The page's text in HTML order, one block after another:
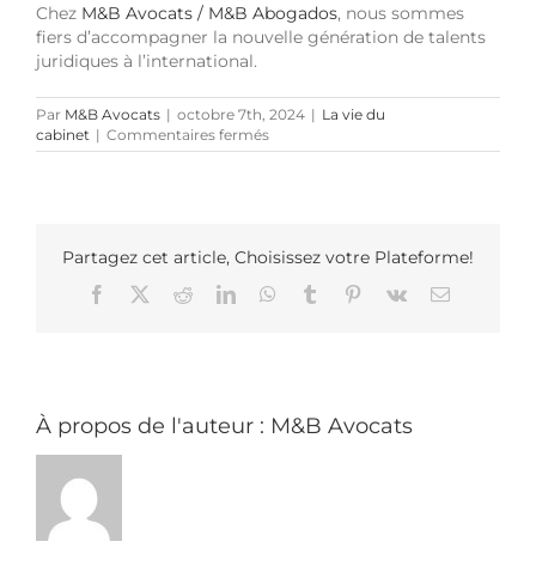
Chez M&B Avocats / M&B Abogados, nous sommes
fiers d’accompagner la nouvelle génération de talents
juridiques à l’international.
Par M&B Avocats | octobre 7th, 2024 | La vie du
cabinet | Commentaires ferméssur
M&B
Moizan,
à
Partagez cet article, Choisissez votre Plateforme!
Facebook RedditLinkedInWhatsApp
Tumblr Pinterest
Vk Email
À propos de l'auteur : M&B Avocats